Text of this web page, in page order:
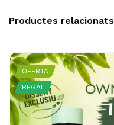
Productes relacionats
OFERTA
REGAL